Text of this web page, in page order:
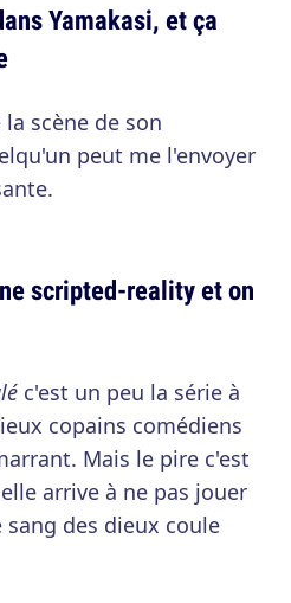
Yamakasi, et ça
scène de son
peut me l'envoyer
scripted-reality et on
c'est un peu la série à
copains comédiens
Mais le pire c'est
arrive à ne pas jouer
des dieux coule